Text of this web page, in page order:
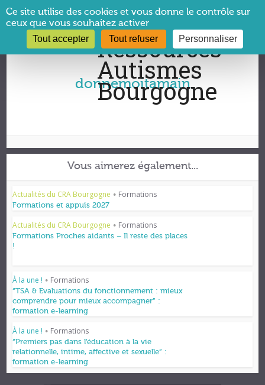
Vous êtes ici :CRA Bourgogne→donnemoitamain
donnemoitamain
Vous aimerez également...
Actualités du CRA Bourgogne • Formations
Formations et appuis 2027
Actualités du CRA Bourgogne • Formations
Formations Proches aidants – Il reste des places
!
À la une ! • Formations
“TSA & Evaluations du fonctionnement : mieux
comprendre pour mieux accompagner” :
formation e-learning
À la une ! • Formations
“Premiers pas dans l’éducation à la vie
relationnelle, intime, affective et sexuelle” :
formation e-learning
Panneau de gestion des cookies
Ce site utilise des cookies et vous donne le contrôle sur
ceux que vous souhaitez activer
Tout accepter Tout refuser Personnaliser